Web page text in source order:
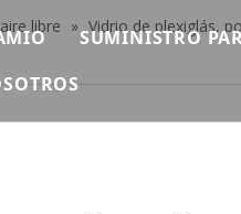
individual
SUMINISTRO
libre » Vidrio de plexiglás,